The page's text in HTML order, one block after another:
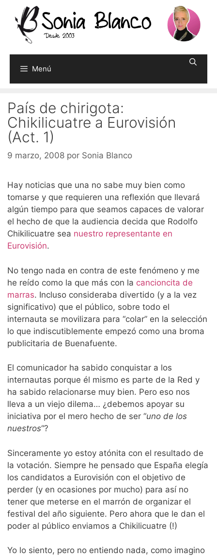
contenido
Menú
País de chirigota:
Chikilicuatre a Eurovisión
(Act. 1)
9 marzo, 2008 por Sonia Blanco
Hay noticias que una no sabe muy bien como
tomarse y que requieren una reflexión que llevará
algún tiempo para que seamos capaces de valorar
el hecho de que la audiencia decida que Rodolfo
Chikilicuatre sea nuestro representante en
Eurovisión.
No tengo nada en contra de este fenómeno y me
he reído como la que más con la cancioncita de
marras. Incluso consideraba divertido (y a la vez
significativo) que el público, sobre todo el
internauta se movilizara para “colar” en la selección
lo que indiscutiblemente empezó como una broma
publicitaria de Buenafuente.
El comunicador ha sabido conquistar a los
internautas porque él mismo es parte de la Red y
ha sabido relacionarse muy bien. Pero eso nos
lleva a un viejo dilema… ¿debemos apoyar su
iniciativa por el mero hecho de ser “uno de los
nuestros“?
Sinceramente yo estoy atónita con el resultado de
la votación. Siempre he pensado que España elegía
los candidatos a Eurovisión con el objetivo de
perder (y en ocasiones por mucho) para así no
tener que meterse en el marrón de organizar el
festival del año siguiente. Pero ahora que le dan el
poder al público enviamos a Chikilicuatre (!)
Yo lo siento, pero no entiendo nada, como imagino